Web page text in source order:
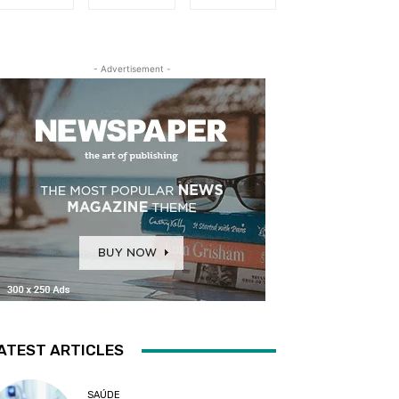
- Advertisement -
ARTICLES
SAÚDE